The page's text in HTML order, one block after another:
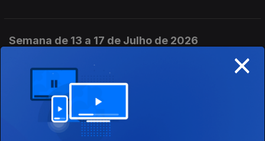
Semana de 13 a 17 de Julho de 2026
Guerra Civil Espanhola e “El Quinto
Regimiento”
×